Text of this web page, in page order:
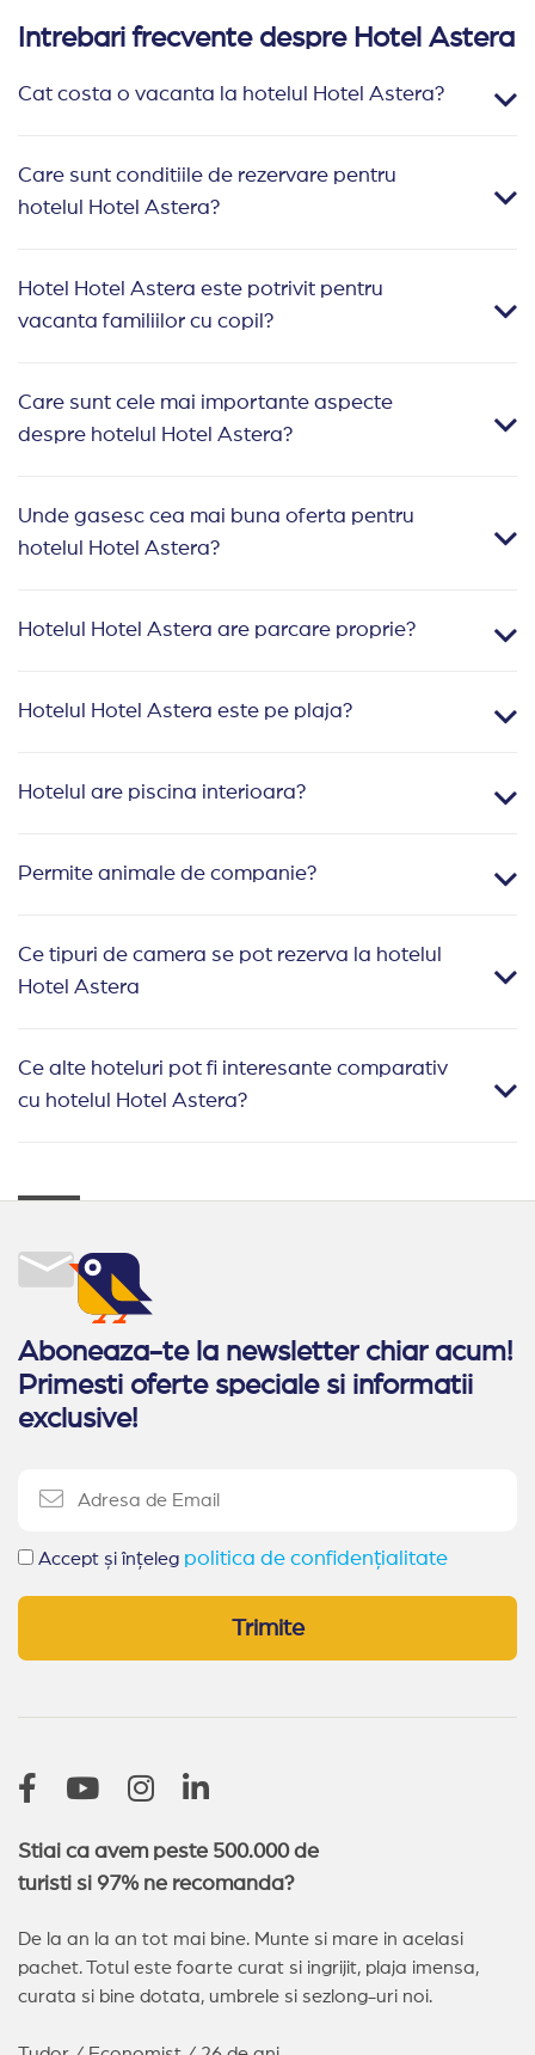
Intrebari frecvente despre Hotel Astera
Cat costa o vacanta la hotelul Hotel Astera?
Care sunt conditiile de rezervare pentru
hotelul Hotel Astera?
Hotel Hotel Astera este potrivit pentru
vacanta familiilor cu copil?
Care sunt cele mai importante aspecte
despre hotelul Hotel Astera?
Unde gasesc cea mai buna oferta pentru
hotelul Hotel Astera?
Hotelul Hotel Astera are parcare proprie?
Hotelul Hotel Astera este pe plaja?
Hotelul are piscina interioara?
Permite animale de companie?
Ce tipuri de camera se pot rezerva la hotelul
Hotel Astera
Ce alte hoteluri pot fi interesante comparativ
cu hotelul Hotel Astera?
Aboneaza-te la newsletter chiar acum!
Primesti oferte speciale si informatii
exclusive!
Accept și înțeleg politica de confidențialitate
Trimite
Stiai ca avem peste 500.000 de
turisti si 97% ne recomanda?
De la an la an tot mai bine. Munte si mare in acelasi
pachet. Totul este foarte curat si ingrijit, plaja imensa,
curata si bine dotata, umbrele si sezlong-uri noi.